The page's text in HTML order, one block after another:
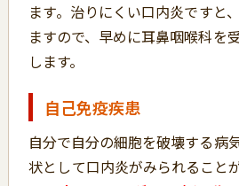
ます。治りにくい口内炎ですと
ますので、早めに耳鼻咽喉科を
します。
自己免疫疾患
自分で自分の細胞を破壊する病
状として口内炎がみられること